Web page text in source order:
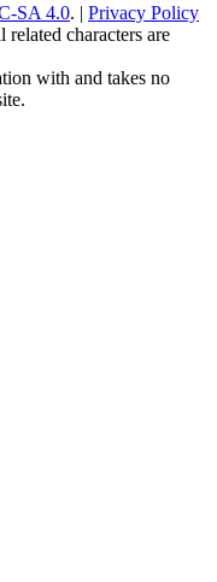
SA 4.0. | Privacy Policy
characters are
with and takes no